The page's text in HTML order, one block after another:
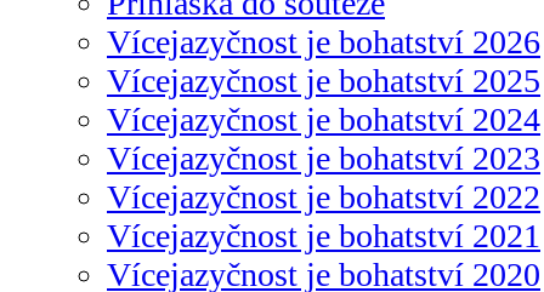
Vícejazyčnost je bohatství 2026
Vícejazyčnost je bohatství 2025
Vícejazyčnost je bohatství 2024
Vícejazyčnost je bohatství 2023
Vícejazyčnost je bohatství 2022
Vícejazyčnost je bohatství 2021
Vícejazyčnost je bohatství 2020